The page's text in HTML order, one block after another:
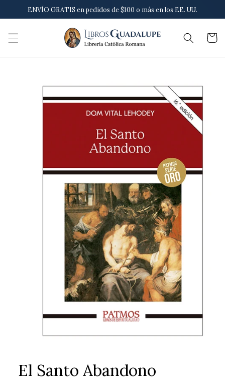
directamente
al contenido
ENVÍO GRATIS en pedidos de $100 o más en los EE. UU.
Carrito
información
del producto
El Santo Abandono